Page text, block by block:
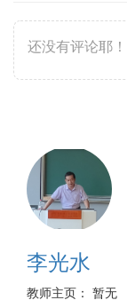
还没有评论耶
李光水
教师主页： 暂无